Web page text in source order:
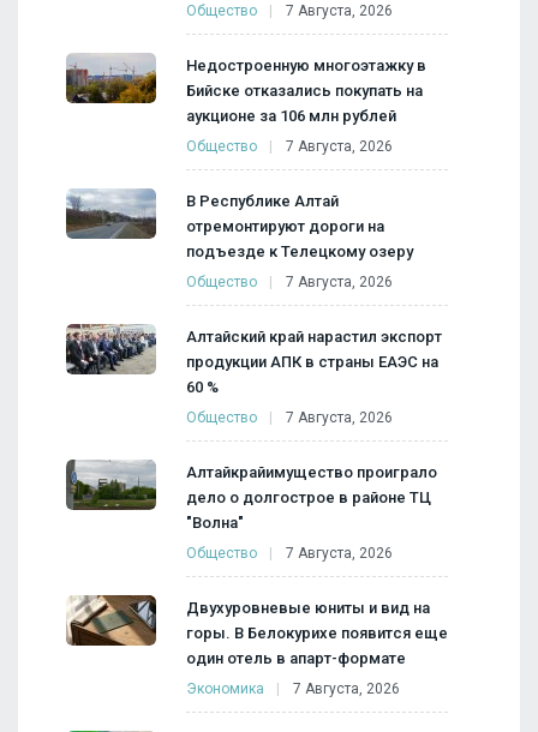
Общество 7 Августа, 2026
Недостроенную многоэтажку в
Бийске отказались покупать на
аукционе за 106 млн рублей
Общество 7 Августа, 2026
В Республике Алтай
отремонтируют дороги на
подъезде к Телецкому озеру
Общество 7 Августа, 2026
Алтайский край нарастил экспорт
продукции АПК в страны ЕАЭС на
60 %
Общество 7 Августа, 2026
Алтайкрайимущество проиграло
дело о долгострое в районе ТЦ
"Волна"
Общество 7 Августа, 2026
Двухуровневые юниты и вид на
горы. В Белокурихе появится еще
один отель в апарт-формате
Экономика 7 Августа, 2026